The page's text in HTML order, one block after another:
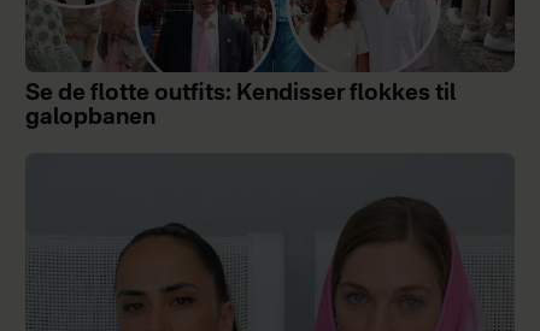
Se de flotte outfits: Kendisser flokkes til
galopbanen